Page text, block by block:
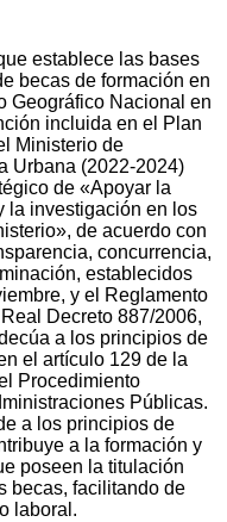
establece las bases
becas de formación en
Geográfico Nacional en
incluida en el Plan
Ministerio de
Urbana (2022-2024)
de «Apoyar la
la investigación en los
de acuerdo con
concurrencia,
establecidos
y el Reglamento
Decreto 887/2006,
a los principios de
el artículo 129 de la
Procedimiento
Públicas.
a los principios de
a la formación y
poseen la titulación
becas, facilitando de
laboral.